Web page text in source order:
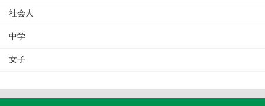
社会人
中学
女子